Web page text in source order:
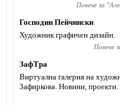
Повече за "
Господин Пейчински
Художник графичен дизайн.
Повече
ЗафТра
Виртуална галерия на
Зафиркова. Новини, проекти.